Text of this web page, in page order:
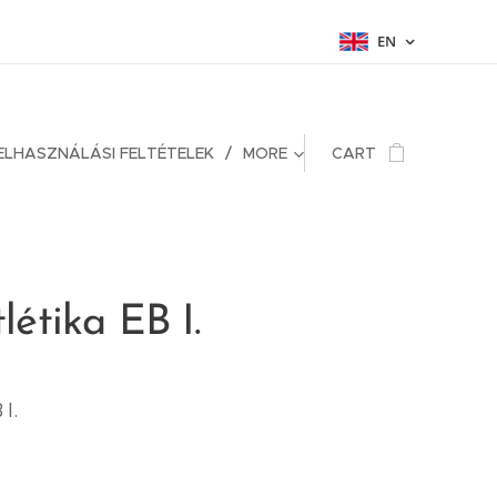
EN
FELTÉTELEK MORE CART
EB I.
I.